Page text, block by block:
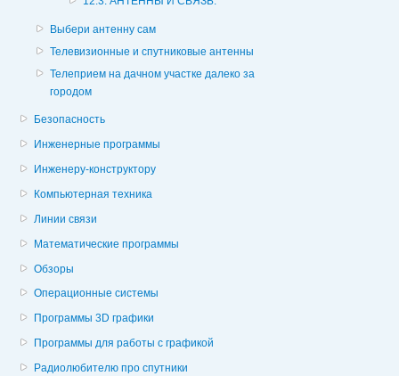
Выбери антенну сам
Телевизионные и спутниковые антенны
Телеприем на дачном участке далеко за
городом
Безопасность
Инженерные программы
Инженеру-конструктору
Компьютерная техника
Линии связи
Математические программы
Обзоры
Операционные системы
Программы 3D графики
Программы для работы с графикой
Радиолюбителю про спутники